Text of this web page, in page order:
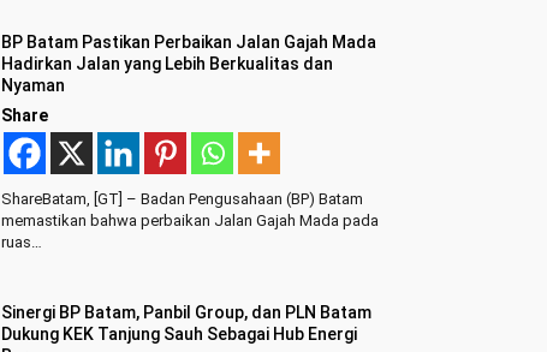
BP Batam Pastikan Perbaikan Jalan Gajah Mada
Hadirkan Jalan yang Lebih Berkualitas dan
Nyaman
Share
ShareBatam, [GT] – Badan Pengusahaan (BP) Batam
memastikan bahwa perbaikan Jalan Gajah Mada pada
ruas…
Sinergi BP Batam, Panbil Group, dan PLN Batam
Dukung KEK Tanjung Sauh Sebagai Hub Energi